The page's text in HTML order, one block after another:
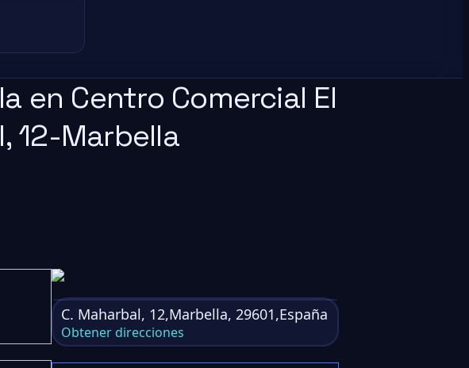
en Centro Comercial El
12-Marbella
C. Maharbal, 12,Marbella, 29601,España
Obtener direcciones